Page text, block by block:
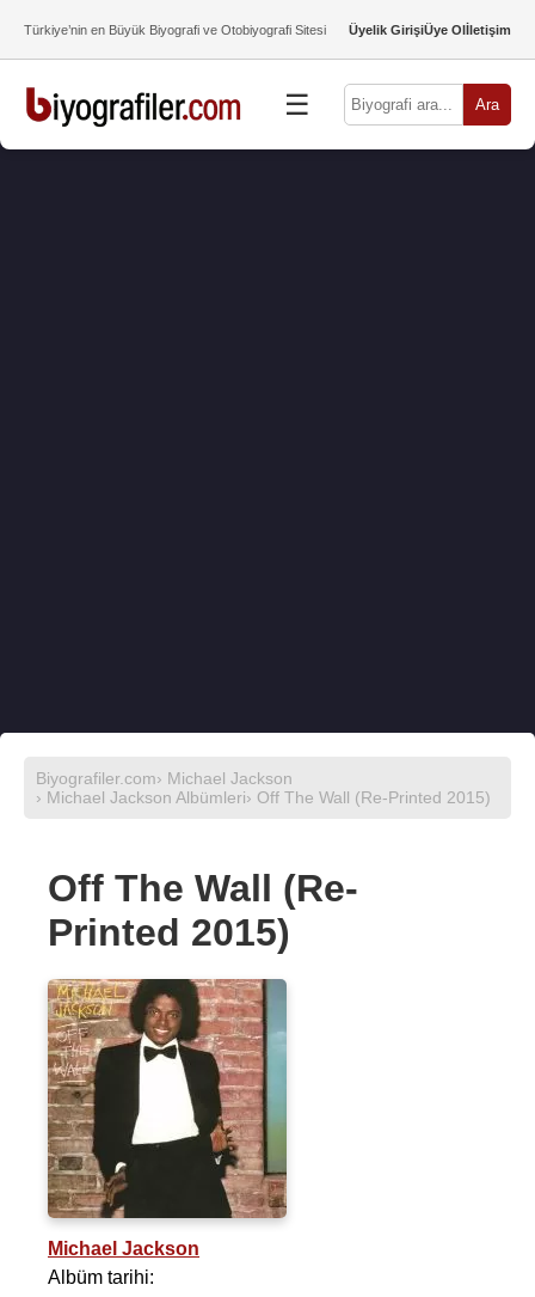
Türkiye’nin en Büyük Biyografi ve Otobiyografi Sitesi Üyelik GirişiÜye Olİletişim
☰ Ara
Biyografiler.com› Michael Jackson
› Michael Jackson Albümleri› Off The Wall (Re-Printed 2015)
Off The Wall (Re-
Printed 2015)
Michael Jackson
Albüm tarihi: